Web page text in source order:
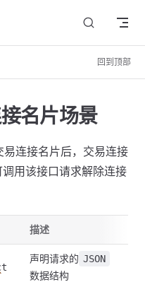
回到顶部
名片场景
连接名片后，交易连接
用该接口请求解除连接
描述
声明请求的 JSON
数据结构